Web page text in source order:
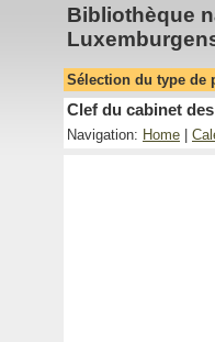
Bibliothèque
Sélection du type de
Clef du cabinet
Navigation: Home